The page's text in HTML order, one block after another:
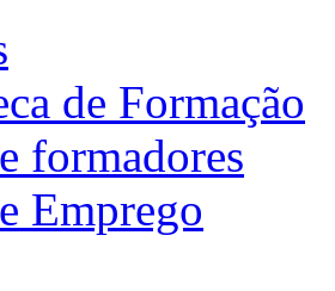
de Formação
formadores
Emprego